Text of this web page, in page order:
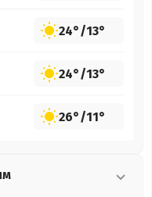
24°/13°
24°/13°
26°/11°